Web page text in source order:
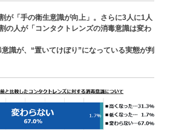
が「手の衛生意識が向上」。さらに3人に1人
の人が「コンタクトレンズの消毒意識は変わ
識が、“置いてけぼり”になっている実態が判